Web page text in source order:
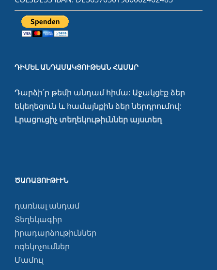
ԴԻՄԵԼ ԱՆԴԱՄԱԿՑՈՒԹԵԱՆ ՀԱՄԱՐ
Դարձի՛ր թեմի անդամ հիմա: Աջակցէք ձեր
եկեղեցուն և համայնքին ձեր ներդրումով:
Լրացուցիչ տեղեկութիւններ այստեղ
ԾԱՌԱՅՈՒԹՒՒՆ
դառնալ անդամ
Տեղեկագիր
իրադարձութիւններ
ոգեկոչումներ
Մամուլ